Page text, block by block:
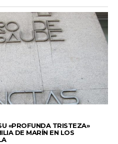
«PROFUNDA TRISTEZA»
DE MARÍN EN LOS